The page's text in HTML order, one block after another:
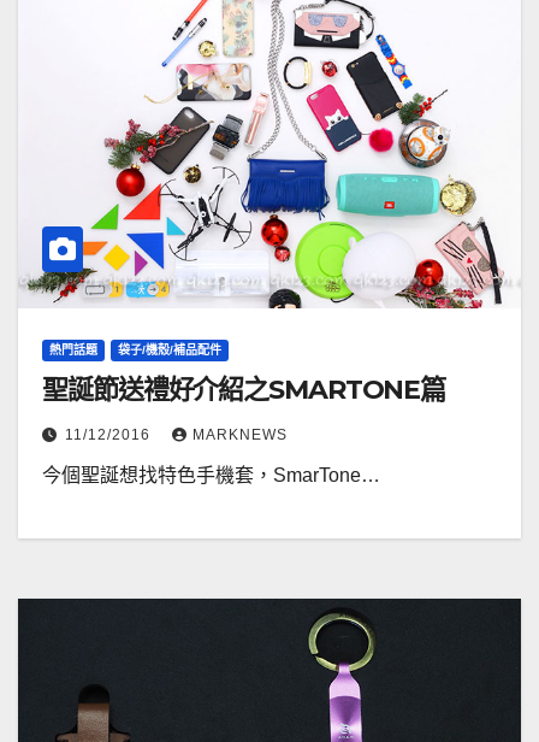
熱門話題 袋子/機殼/補品配件
聖誕節送禮好介紹之SMARTONE篇
11/12/2016 MARKNEWS
今個聖誕想找特色手機套，SmarTone…